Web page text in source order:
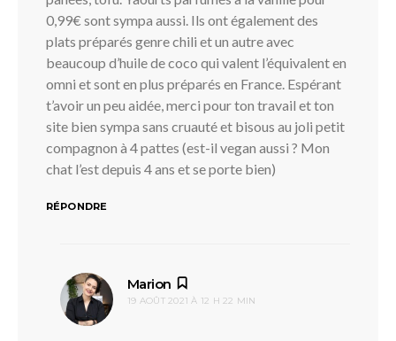
0,99€ sont sympa aussi. Ils ont également des
plats préparés genre chili et un autre avec
beaucoup d’huile de coco qui valent l’équivalent en
omni et sont en plus préparés en France. Espérant
t’avoir un peu aidée, merci pour ton travail et ton
site bien sympa sans cruauté et bisous au joli petit
compagnon à 4 pattes (est-il vegan aussi ? Mon
chat l’est depuis 4 ans et se porte bien)
RÉPONDRE
Marion
19 AOÛT 2021 À 12 H 22 MIN